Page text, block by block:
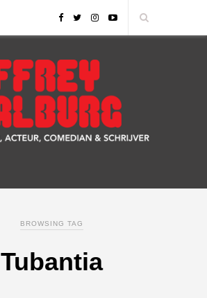
BROWSING TAG
Tubantia